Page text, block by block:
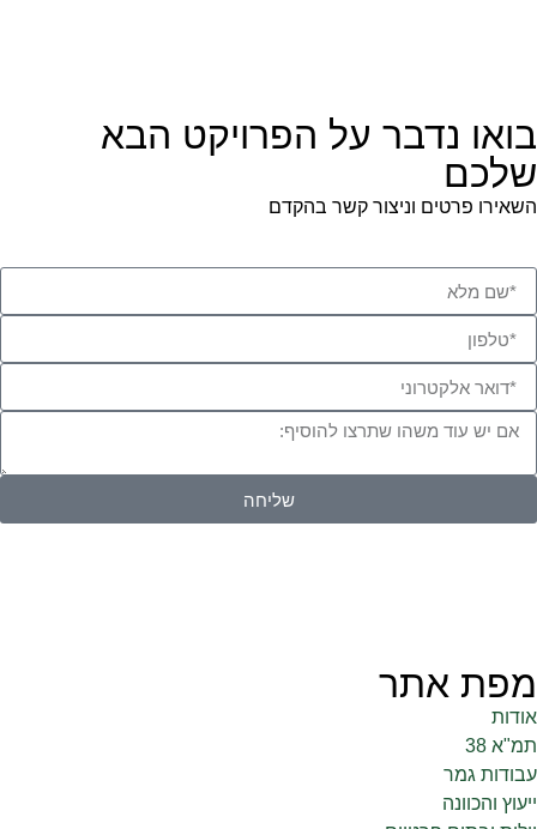
בואו נדבר על הפרויקט הבא
שלכם
השאירו פרטים וניצור קשר בהקדם
שליחה
מפת אתר
אודות
תמ"א 38
עבודות גמר
ייעוץ והכוונה